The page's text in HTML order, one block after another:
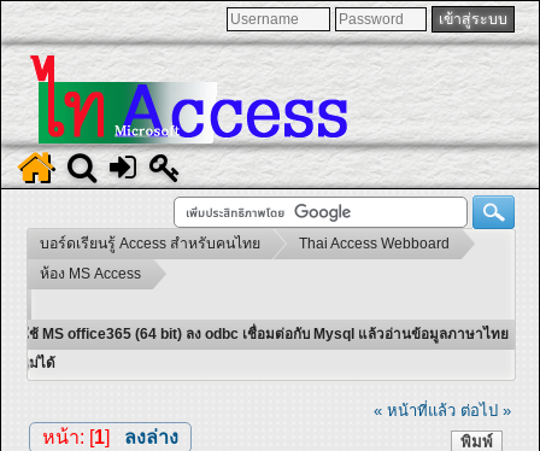
บอร์ดเรียนรู้ Access สำหรับคนไทย
Thai Access Webboard
ห้อง MS Access
ใช้ MS office365 (64 bit) ลง odbc เชื่อมต่อกับ Mysql แล้วอ่านข้อมูลภาษาไทย
ไม่ได้
« หน้าที่แล้ว ต่อไป »
พิมพ์
หน้า: [1] ลงล่าง